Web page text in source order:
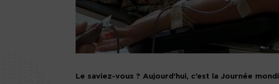
Le saviez-vous ? Aujourd’hui, c’est la Journée